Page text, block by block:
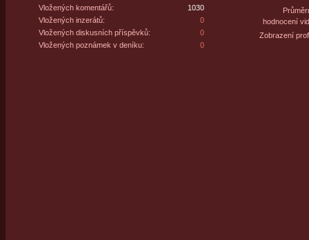
Vložených komentářů:
1030
Vložených inzerátů:
0
Vložených diskusních příspěvků:
0
Vložených poznámek v deníku:
0
hodnocení
Zobrazení